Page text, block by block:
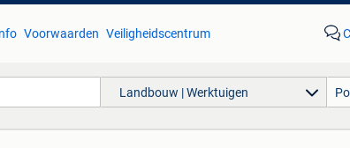
Voorwaarden Veiligheidscentrum
Landbouw | Werktuigen